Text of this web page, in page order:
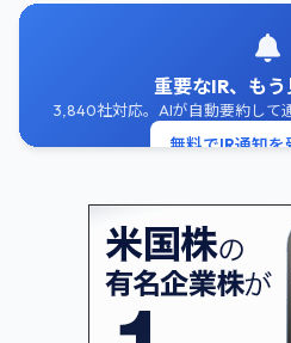
重要なIR、も
3,840社対応。AIが自動要約して
無料でIR通知を